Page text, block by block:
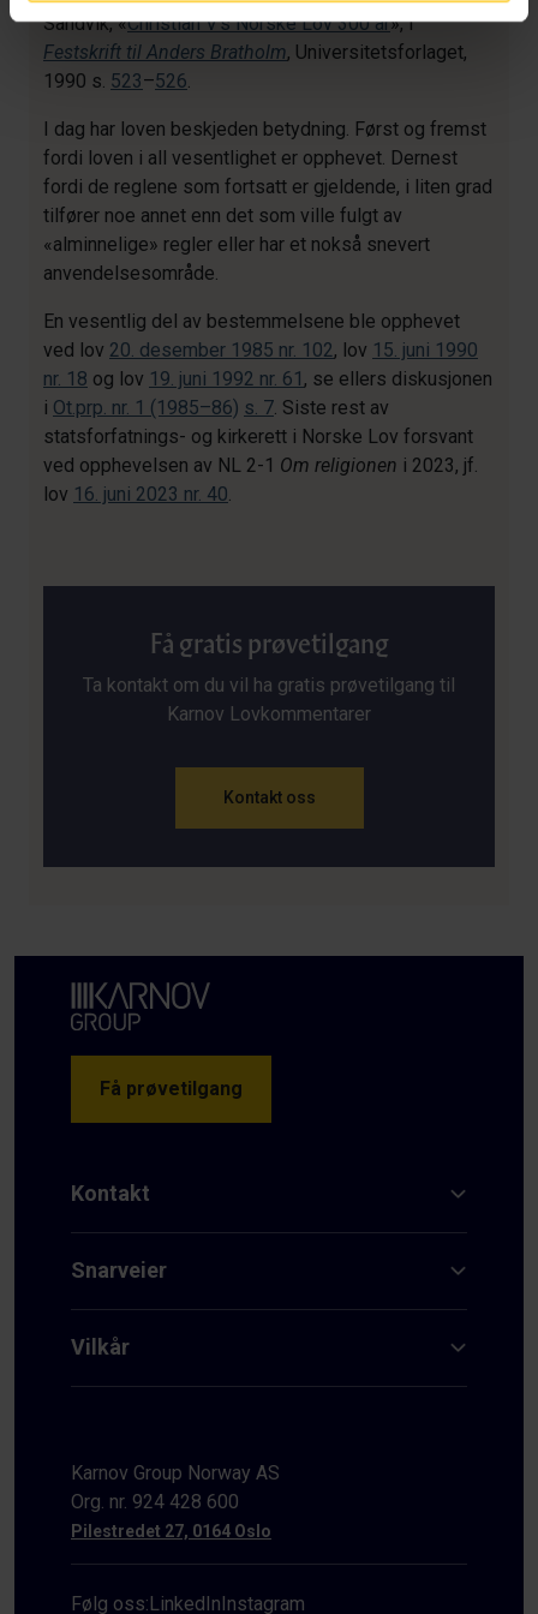
Sandvik, «Christian V's Norske Lov 300 år», i
Festskrift til Anders Bratholm, Universitetsforlaget,
1990 s. 523–526.
I dag har loven beskjeden betydning. Først og fremst
fordi loven i all vesentlighet er opphevet. Dernest
fordi de reglene som fortsatt er gjeldende, i liten grad
tilfører noe annet enn det som ville fulgt av
«alminnelige» regler eller har et nokså snevert
anvendelsesområde.
En vesentlig del av bestemmelsene ble opphevet
ved lov 20. desember 1985 nr. 102, lov 15. juni 1990
nr. 18 og lov 19. juni 1992 nr. 61 , se ellers diskusjonen
i Ot.prp. nr. 1 (1985–86) s. 7. Siste rest av
statsforfatnings- og kirkerett i Norske Lov forsvant
ved opphevelsen av NL 2-1 Om religionen i 2023, jf.
lov 16. juni 2023 nr. 40.
Få gratis prøvetilgang
Ta kontakt om du vil ha gratis prøvetilgang til
Karnov Lovkommentarer
Kontakt oss
Få prøvetilgang
Kontakt
Snarveier
Vilkår
Karnov Group Norway AS
Org. nr. 924 428 600
Pilestredet 27, 0164 Oslo
Følg oss:LinkedInInstagram